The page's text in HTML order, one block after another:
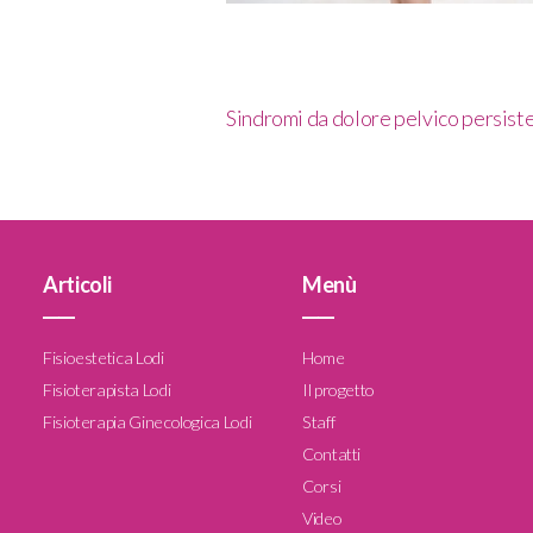
Sindromi da dolore pelvico
Articoli
Fisioestetica Lodi
Fisioterapista Lodi
Fisioterapia Ginecologica Lodi
Menù
Home
Il progetto
Staff
Contatti
Corsi
Video